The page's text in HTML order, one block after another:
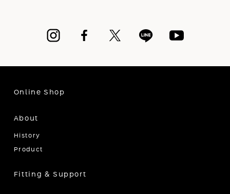
Online Shop
About
History
Product
Fitting & Support